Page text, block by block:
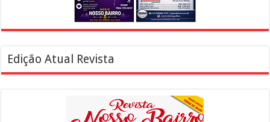
Edição Atual Revista